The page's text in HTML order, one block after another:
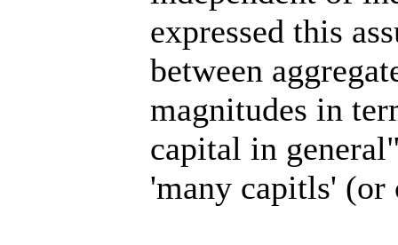
expressed this
between
magnitudes in
capital in
'many capitls'